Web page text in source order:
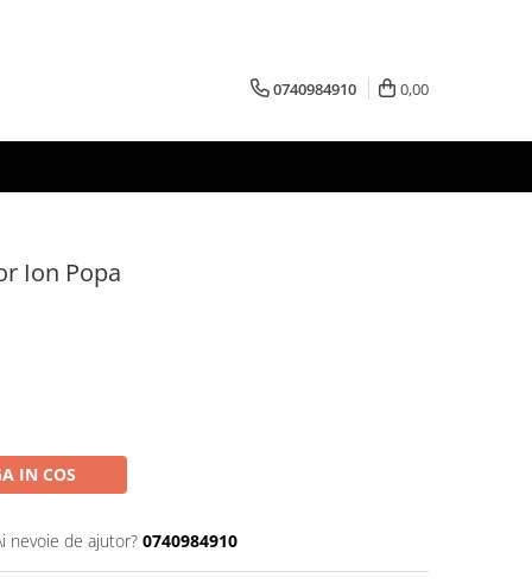
0740984910 0,00
Ion Popa
IN COS
nevoie de ajutor? 0740984910